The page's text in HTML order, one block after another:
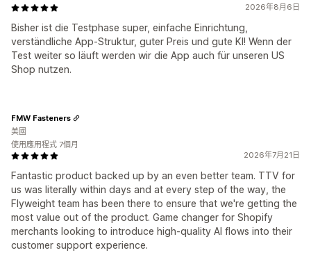
2026年8月6日
Bisher ist die Testphase super, einfache Einrichtung,
verständliche App-Struktur, guter Preis und gute KI! Wenn der
Test weiter so läuft werden wir die App auch für unseren US
Shop nutzen.
2026年7月21日
Fantastic product backed up by an even better team. TTV for
us was literally within days and at every step of the way, the
Flyweight team has been there to ensure that we're getting the
most value out of the product. Game changer for Shopify
merchants looking to introduce high-quality AI flows into their
customer support experience.
FMW Fasteners
美國
使用應用程式 7個月